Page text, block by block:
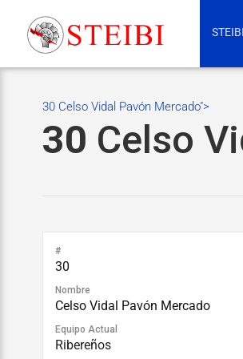
STEIBI
30 Celso Vidal Pavón Mercado">
30 Celso
#
30
Nombre
Celso Vidal Pavón Mercado
Equipo Actual
Ribereños